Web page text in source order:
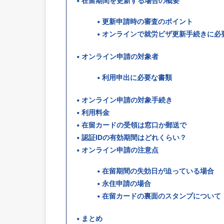
更新申請時の審査のポイント
オンラインで就労ビザ更新手続きに必
オンライン申請の対象者
利用申出に必要な書類
オンライン申請の対象手続き
利用料金
在留カードの受領は窓口か郵送で
認証IDの有効期間はどれくらい？
オンライン申請の注意点
在留期間の失効日が迫っている場合
永住申請の場合
在留カードの裏面のスタンプについて
まとめ